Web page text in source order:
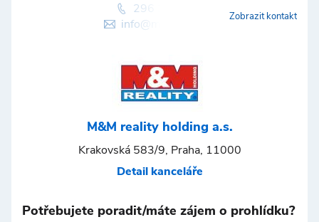
296 399 006
info@mmreality.cz
Zobrazit kontakt
M&M reality holding a.s.
Krakovská 583/9, Praha, 11000
Detail kanceláře
Potřebujete poradit/máte zájem o prohlídku?